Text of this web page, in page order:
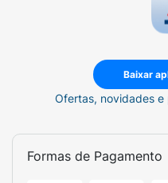
Baixar
Ofertas, novidades
Formas de Pagamento